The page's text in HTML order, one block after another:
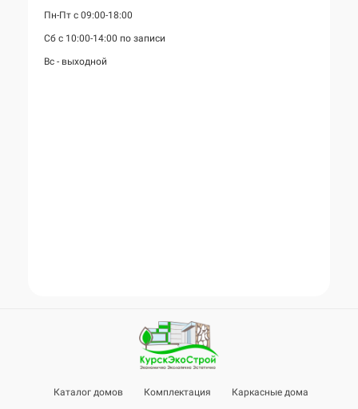
Пн-Пт с 09:00-18:00
Сб с 10:00-14:00 по записи
Вс - выходной
Каталог домов Комплектация Каркасные дома